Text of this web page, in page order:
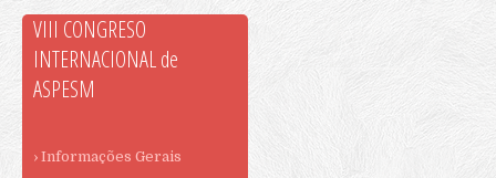
VIII CONGRESO
INTERNACIONAL de
ASPESM
› Informações Gerais